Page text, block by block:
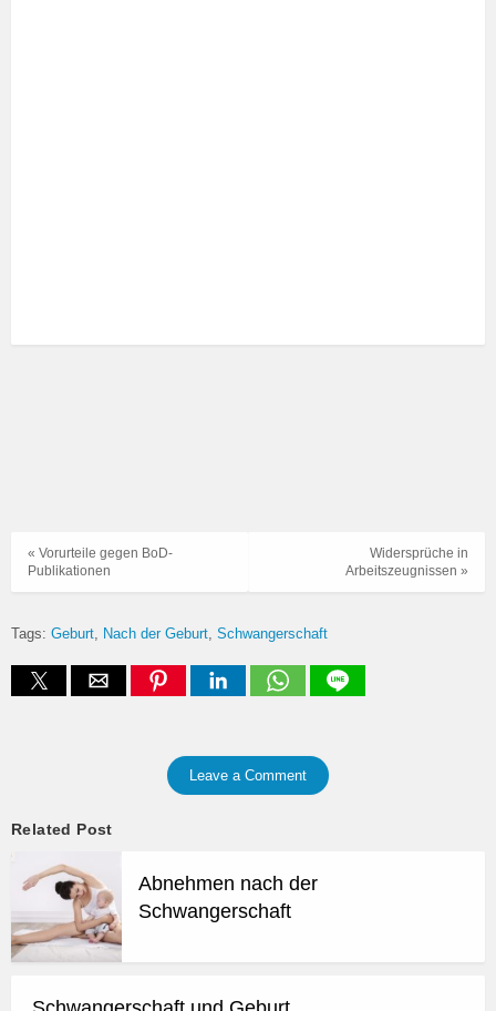
Widersprüche in
Arbeitszeugnissen »
« Vorurteile gegen BoD-
Publikationen
Tags: Geburt Nach der Geburt Schwangerschaft
Leave a Comment
Related Post
Abnehmen nach der
Schwangerschaft